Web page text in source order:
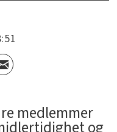
medlemmer